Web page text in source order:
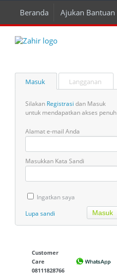
Beranda Ajukan Bantuan
Masuk Langganan
Silakan Registrasi dan Masuk
untuk mendapatkan akses penuh
Alamat e-mail Anda
Masukkan Kata Sandi
Ingatkan saya
Lupa sandi
Customer
Care
08111828766